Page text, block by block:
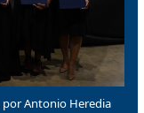
por Antonio Heredia